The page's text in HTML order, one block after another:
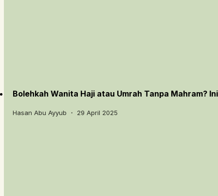
Bolehkah Wanita Haji atau Umrah Tanpa Mahram?
Hasan Abu Ayyub ・ 29 April 2025